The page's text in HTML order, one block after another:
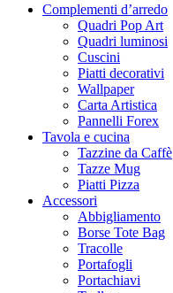
Complementi d’arredo
Quadri Pop Art
Quadri luminosi
Cuscini
Piatti decorativi
Wallpaper
Carta Artistica
Pannelli Forex
Tavola e cucina
Tazzine da Caffè
Tazze Mug
Piatti Pizza
Accessori
Abbigliamento
Borse Tote Bag
Tracolle
Portafogli
Portachiavi